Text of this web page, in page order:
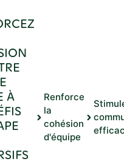
À
Renforce
la
cohésion
d'équipe